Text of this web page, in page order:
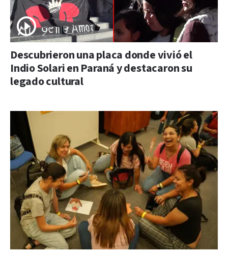
Descubrieron una placa donde vivió el
Indio Solari en Paraná y destacaron su
legado cultural